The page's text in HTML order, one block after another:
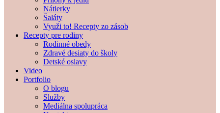
Nátierky
Šaláty
Využi to! Recepty zo zásob
Recepty pre rodiny
Rodinné obedy
Zdravé desiaty do školy
Detské oslavy
Video
Portfolio
O blogu
Služby
Mediálna spolupráca